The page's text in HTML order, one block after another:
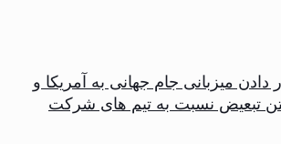
میزبانی جام جهانی به آمریکا و
تبعیض نسبت به تیم های شرکت